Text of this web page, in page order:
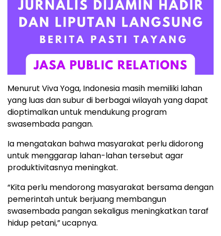
Menurut Viva Yoga, Indonesia masih memiliki lahan
yang luas dan subur di berbagai wilayah yang dapat
dioptimalkan untuk mendukung program
swasembada pangan.
Ia mengatakan bahwa masyarakat perlu didorong
untuk menggarap lahan-lahan tersebut agar
produktivitasnya meningkat.
“Kita perlu mendorong masyarakat bersama dengan
pemerintah untuk berjuang membangun
swasembada pangan sekaligus meningkatkan taraf
hidup petani,” ucapnya.